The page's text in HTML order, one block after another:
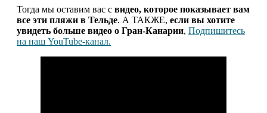
Тогда мы оставим вас с видео, которое показывает вам
все эти пляжи в Тельде. А ТАКЖЕ, если вы хотите
увидеть больше видео о Гран-Канарии, Подпишитесь
на наш YouTube-канал.